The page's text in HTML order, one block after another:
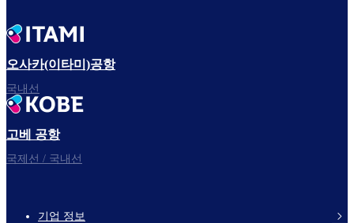
오사카(이타미)공항
국내선
고베 공항
국제선 / 국내선
기업 정보